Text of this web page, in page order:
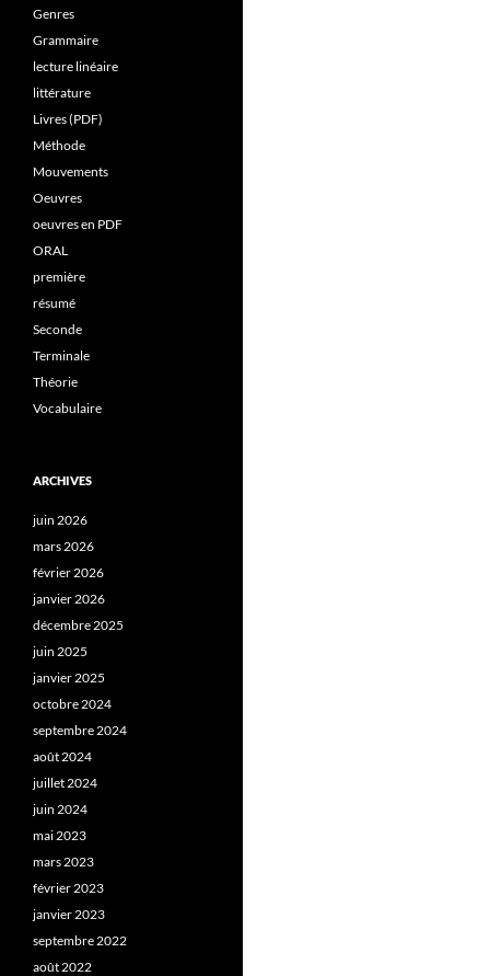
Genres
Grammaire
lecture linéaire
littérature
Livres (PDF)
Méthode
Mouvements
Oeuvres
oeuvres en PDF
ORAL
première
résumé
Seconde
Terminale
Théorie
Vocabulaire
ARCHIVES
juin 2026
mars 2026
février 2026
janvier 2026
décembre 2025
juin 2025
janvier 2025
octobre 2024
septembre 2024
août 2024
juillet 2024
juin 2024
mai 2023
mars 2023
février 2023
janvier 2023
septembre 2022
août 2022